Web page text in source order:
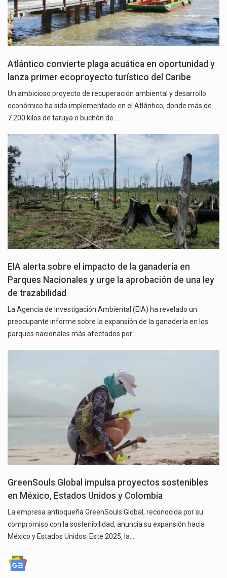
Atlántico convierte plaga acuática en oportunidad y
lanza primer ecoproyecto turístico del Caribe
Un ambicioso proyecto de recuperación ambiental y desarrollo
económico ha sido implementado en el Atlántico, donde más de
7.200 kilos de taruya o buchón de…
EIA alerta sobre el impacto de la ganadería en
Parques Nacionales y urge la aprobación de una ley
de trazabilidad
La Agencia de Investigación Ambiental (EIA) ha revelado un
preocupante informe sobre la expansión de la ganadería en los
parques nacionales más afectados por…
GreenSouls Global impulsa proyectos sostenibles
en México, Estados Unidos y Colombia
La empresa antioqueña GreenSouls Global, reconocida por su
compromiso con la sostenibilidad, anuncia su expansión hacia
México y Estados Unidos. Este 2025, la…